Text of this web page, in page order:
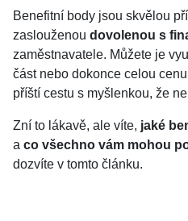
Benefitní body jsou skvělou
zaslouženou dovolenou s
zaměstnavatele. Můžete je
část nebo dokonce celou
příští cestu s myšlenkou, že
Zní to lákavě, ale víte, jaké
a co všechno vám mohou
dozvíte v tomto článku.